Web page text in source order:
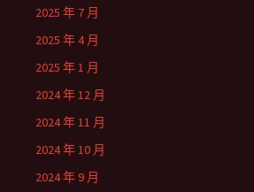
2025 年 7 月
2025 年 4 月
2025 年 1 月
2024 年 12 月
2024 年 11 月
2024 年 10 月
2024 年 9 月